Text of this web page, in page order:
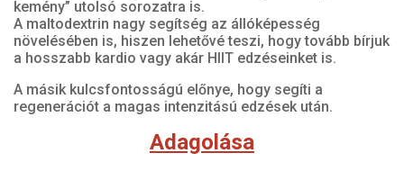
kemény” utolsó sorozatra is.
A maltodextrin nagy segítség az állóképesség
növelésében is, hiszen lehetővé teszi, hogy tovább bírjuk
a hosszabb kardio vagy akár HIIT edzéseinket is.
A másik kulcsfontosságú előnye, hogy segíti a
regenerációt a magas intenzitású edzések után.
Adagolása